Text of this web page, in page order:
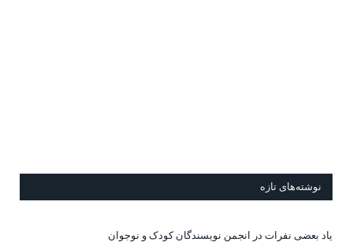
نوشته‌های تازه
یاد بعضی نفرات در انجمن نویسندگان کودک و نوجوان